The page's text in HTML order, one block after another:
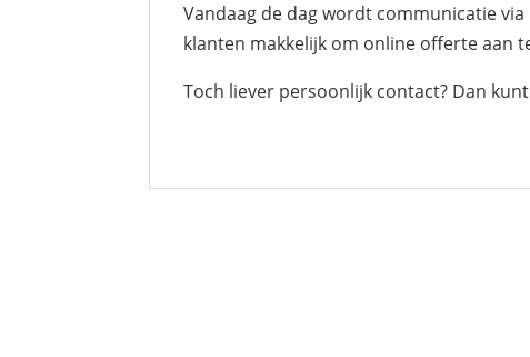
Vandaag de dag wordt communicatie
klanten makkelijk om online offerte aan
Toch liever persoonlijk contact? Dan